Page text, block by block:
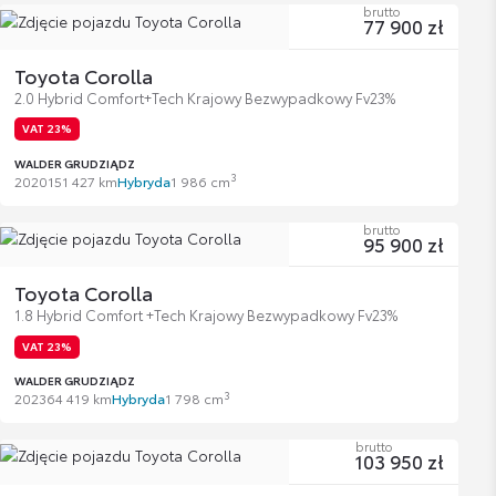
Toyota Corolla
2.0 Hybrid Comfort+Tech Krajowy Bezwypadkowy Fv23%
VAT 23%
WALDER GRUDZIĄDZ
2020151 427 kmHybryda1 986 cm3
brutto
77 900 zł
Toyota Corolla
1.8 Hybrid Comfort +Tech Krajowy Bezwypadkowy Fv23%
VAT 23%
WALDER GRUDZIĄDZ
202364 419 kmHybryda1 798 cm3
brutto
95 900 zł
brutto
103 950 zł